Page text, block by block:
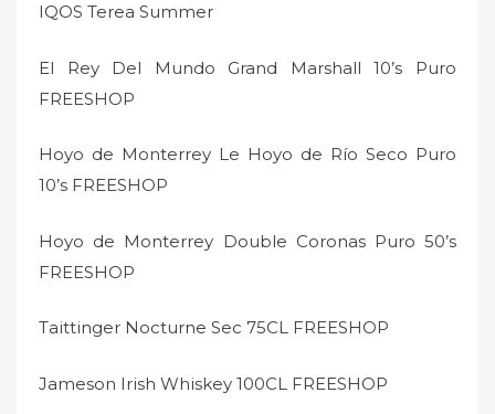
IQOS Terea Summer
El Rey Del Mundo Grand Marshall 10’s Puro
FREESHOP
Hoyo de Monterrey Le Hoyo de Río Seco Puro
10’s FREESHOP
Hoyo de Monterrey Double Coronas Puro 50’s
FREESHOP
Taittinger Nocturne Sec 75CL FREESHOP
Jameson Irish Whiskey 100CL FREESHOP